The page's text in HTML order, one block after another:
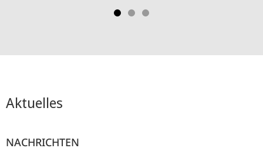
Aktuelles
NACHRICHTEN